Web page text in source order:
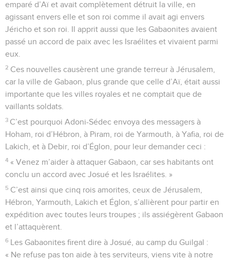
emparé d’Aï et avait complètement détruit la ville, en
agissant envers elle et son roi comme il avait agi envers
Jéricho et son roi. Il apprit aussi que les Gabaonites avaient
passé un accord de paix avec les Israélites et vivaient parmi
eux.
2 Ces nouvelles causèrent une grande terreur à Jérusalem,
car la ville de Gabaon, plus grande que celle d’Aï, était aussi
importante que les villes royales et ne comptait que de
vaillants soldats.
3 C’est pourquoi Adoni-Sédec envoya des messagers à
Hoham, roi d’Hébron, à Piram, roi de Yarmouth, à Yafia, roi de
Lakich, et à Debir, roi d’Églon, pour leur demander ceci :
4 « Venez m’aider à attaquer Gabaon, car ses habitants ont
conclu un accord avec Josué et les Israélites. »
5 C’est ainsi que cinq rois amorites, ceux de Jérusalem,
Hébron, Yarmouth, Lakich et Églon, s’allièrent pour partir en
expédition avec toutes leurs troupes ; ils assiégèrent Gabaon
et l’attaquèrent.
6 Les Gabaonites firent dire à Josué, au camp du Guilgal :
« Ne refuse pas ton aide à tes serviteurs, viens vite à notre